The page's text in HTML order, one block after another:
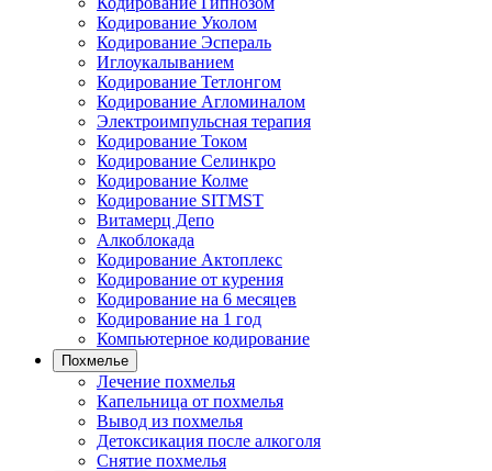
Кодирование Уколом
Кодирование Эспераль
Иглоукалыванием
Кодирование Тетлонгом
Кодирование Агломиналом
Электроимпульсная терапия
Кодирование Током
Кодирование Селинкро
Кодирование Колме
Кодирование SITMST
Витамерц Депо
Алкоблокада
Кодирование Актоплекс
Кодирование от курения
Кодирование на 6 месяцев
Кодирование на 1 год
Компьютерное кодирование
Похмелье
Лечение похмелья
Капельница от похмелья
Вывод из похмелья
Детоксикация после алкоголя
Снятие похмелья